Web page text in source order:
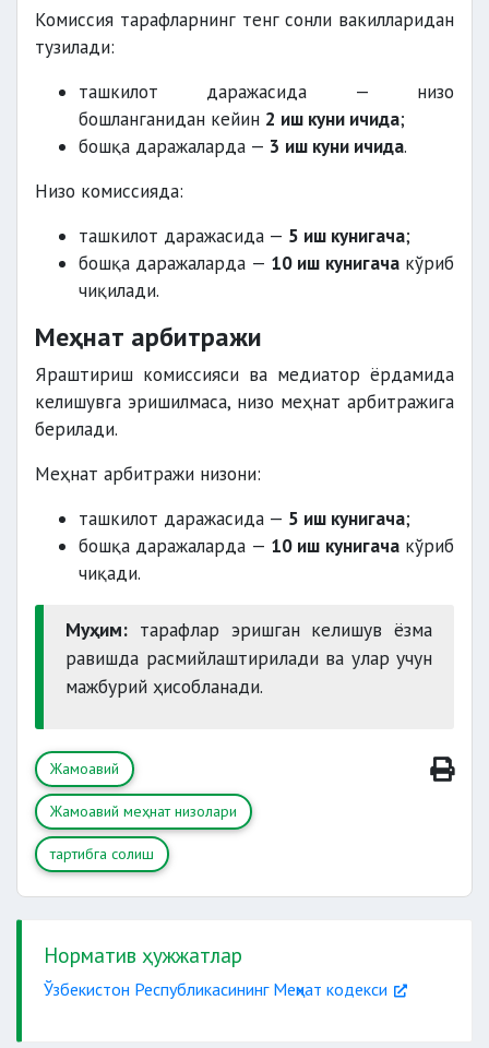
Комиссия тарафларнинг тенг сонли вакилларидан
тузилади:
ташкилот даражасида — низо
бошланганидан кейин 2 иш куни ичида;
бошқа даражаларда — 3 иш куни ичида.
Низо комиссияда:
ташкилот даражасида — 5 иш кунигача;
бошқа даражаларда — 10 иш кунигачакўриб
чиқилади.
Меҳнат арбитражи
Яраштириш комиссияси ва медиатор ёрдамида
келишувга эришилмаса, низо меҳнат арбитражига
берилади.
Меҳнат арбитражи низони:
ташкилот даражасида — 5 иш кунигача;
бошқа даражаларда — 10 иш кунигачакўриб
чиқади.
Муҳим: тарафлар эришган келишув ёзма
равишда расмийлаштирилади ва улар учун
мажбурий ҳисобланади.
Жамоавий
Жамоавий меҳнат низолари
тартибга солиш
Норматив ҳужжатлар
Ўзбекистон Республикасининг Меҳнат кодекси